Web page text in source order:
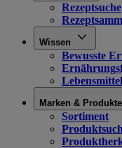
Rezeptsuche
Wissen
Bewusste
Marken & Produkte
Sortiment